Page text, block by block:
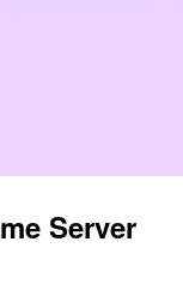
Server